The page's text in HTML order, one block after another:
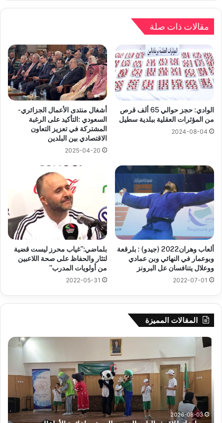
مقالات ذات صلة
الوادي: حجز حوالي 65 ألف قرص
من المؤثرات العقلية ببلدية سطيل
2024-08-04
أشغال منتدى الأعمال الجزائري-
السعودي :التأكيد على الرغبة
المشتركة في تعزيز التعاون
الاقتصادي بين البلدين
2025-04-20
ألعاب وهران2022 (جيدو) : بلرقعة
وبوعمار في النهائي وبن عمادي
ووعلال يتنافسان عل البرونز
2022-07-01
بلماضي:”غياب محرز ليست قضية
لتثار والحفاظ على صحة اللاعبين
من أولويات المدرب”
2022-05-31
المقالات المميزة
جيجل:
المخيم
لفائدة
الأطفال
المصابين
2026-08-03